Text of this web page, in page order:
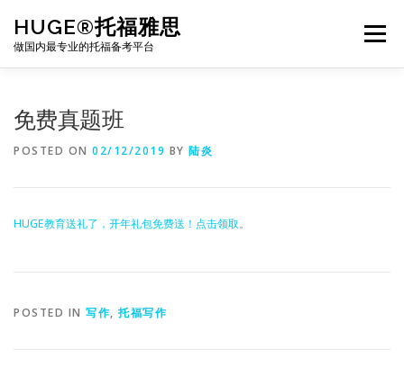
content
HUGE®托福雅思
做国内最专业的托福备考平台
Menu
免费真题班
POSTED ON 02/12/2019 BY 陆炎
HUGE教育送礼了，开年礼包免费送！点击领取。
POSTED IN 写作, 托福写作